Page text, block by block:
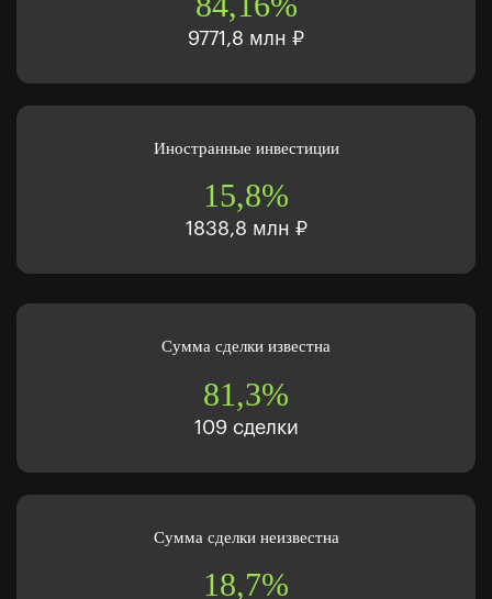
9771,8 млн ₽
Иностранные инвестиции
15,8%
1838,8 млн ₽
Сумма сделки известна
81,3%
109 сделки
Сумма сделки неизвестна
18,7%